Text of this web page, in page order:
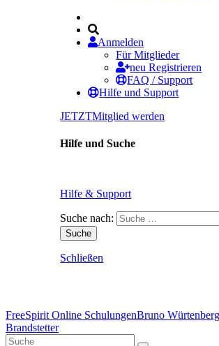
Anmelden
Für Mitglieder
neu Registrieren
FAQ / Support
Hilfe und Support
JETZTMitglied werden
Hilfe und Suche
Hilfe & Support
Suche nach:
Schließen
FreeSpirit Online SchulungenBruno
Brandstetter